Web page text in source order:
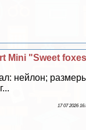
Mini "Sweet
нейлон;
17 07 2026